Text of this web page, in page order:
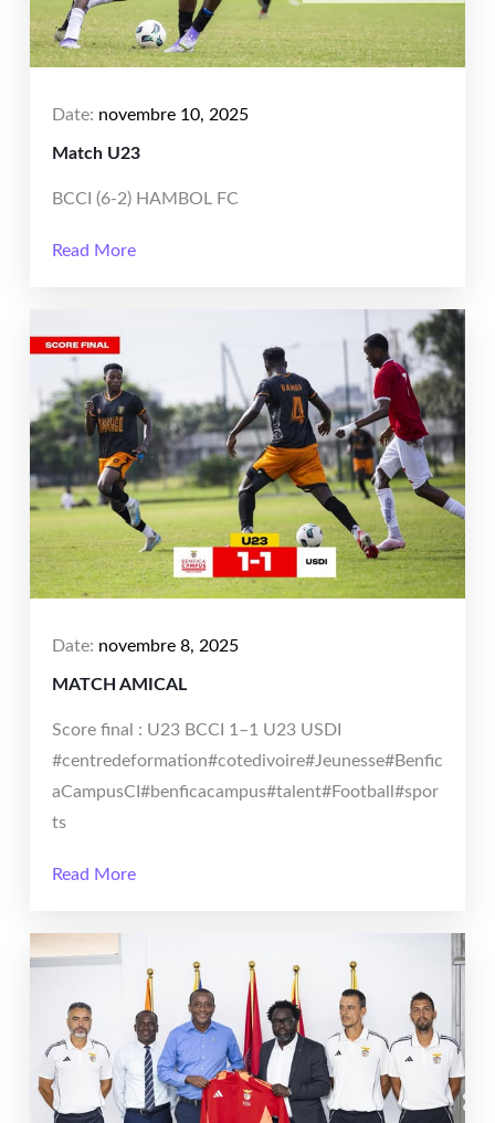
Date: novembre 10, 2025
Match U23
BCCI (6-2) HAMBOL FC
Read More
Date: novembre 8, 2025
MATCH AMICAL
Score final : U23 BCCI 1–1 U23 USDI
#centredeformation#cotedivoire#Jeunesse#Benfic
aCampusCI#benficacampus#talent#Football#spor
ts
Read More